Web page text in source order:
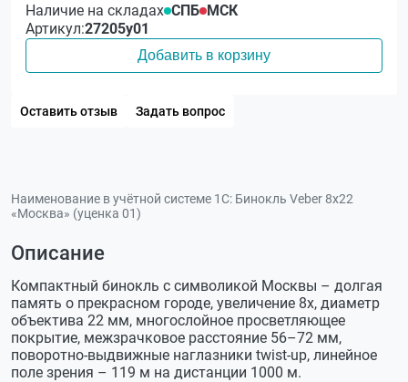
Наличие на складах СПБ МСК
Артикул:27205у01
Добавить в корзину
Оставить отзыв Задать вопрос
Наименование в учётной системе 1С: Бинокль Veber 8х22
«Москва» (уценка 01)
Описание
Компактный бинокль с символикой Москвы – долгая
память о прекрасном городе, увеличение 8х, диаметр
объектива 22 мм, многослойное просветляющее
покрытие, межзрачковое расстояние 56–72 мм,
поворотно-выдвижные наглазники twist-up, линейное
поле зрения – 119 м на дистанции 1000 м.